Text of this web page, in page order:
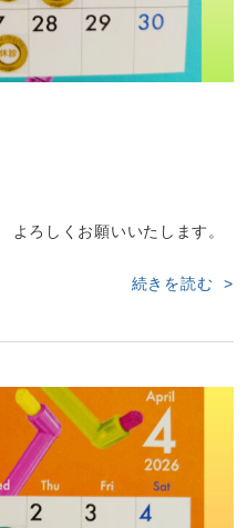
ろしくお願いいたします。
続きを読む